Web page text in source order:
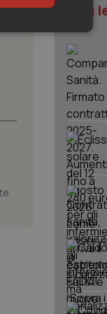
I più
pagine
le